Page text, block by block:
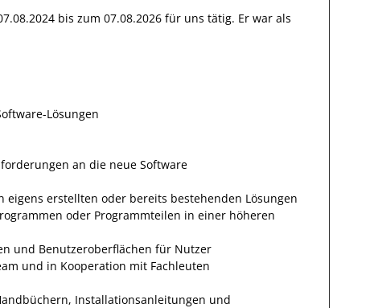
bis zum 07.08.2026 für uns tätig. Er war als
Lösungen
an die neue Software
erstellten oder bereits bestehenden Lösungen
oder Programmteilen in einer höheren
und Benutzeroberflächen für Nutzer
und in Kooperation mit Fachleuten
Installationsanleitungen und